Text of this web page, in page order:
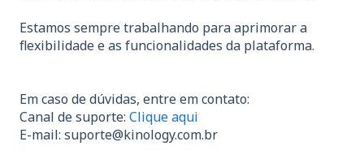
Estamos sempre trabalhando para aprimorar a
flexibilidade e as funcionalidades da plataforma.
Em caso de dúvidas, entre em contato:
Canal de suporte: Clique aqui
E-mail: suporte@kinology.com.br